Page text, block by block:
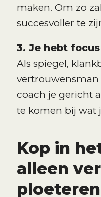
maken. Om zo
succesvoller te
3. Je hebt
Als spiegel,
vertrouwensman
coach je gericht
te komen bij wat
Kop in
alleen
ploeteren